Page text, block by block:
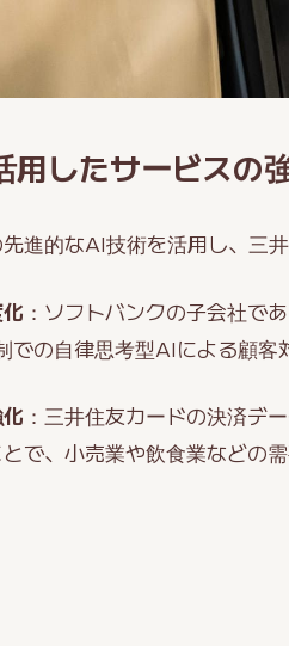
用したサービスの
進的なAI技術を活用し、三
：ソフトバンクの子会社で
の自律思考型AIによる顧客
：三井住友カードの決済デ
で、小売業や飲食業などの